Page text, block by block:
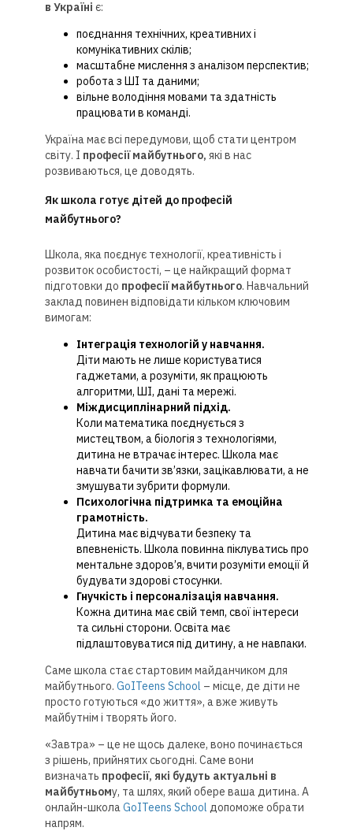
в Україні є:
поєднання технічних, креативних і
комунікативних скілів;
масштабне мислення з аналізом перспектив;
робота з ШІ та даними;
вільне володіння мовами та здатність
працювати в команді.
Україна має всі передумови, щоб стати центром
світу. І професії майбутнього, які в нас
розвиваються, це доводять.
Як школа готує дітей до професій
майбутнього?
Школа, яка поєднує технології, креативність і
розвиток особистості, – це найкращий формат
підготовки до професії майбутнього. Навчальний
заклад повинен відповідати кільком ключовим
вимогам:
Інтеграція технологій у навчання.
Діти мають не лише користуватися
гаджетами, а розуміти, як працюють
алгоритми, ШІ, дані та мережі.
Міждисциплінарний підхід.
Коли математика поєднується з
мистецтвом, а біологія з технологіями,
дитина не втрачає інтерес. Школа має
навчати бачити зв’язки, зацікавлювати, а не
змушувати зубрити формули.
Психологічна підтримка та емоційна
грамотність.
Дитина має відчувати безпеку та
впевненість. Школа повинна піклуватись про
ментальне здоров’я, вчити розуміти емоції й
будувати здорові стосунки.
Гнучкість і персоналізація навчання.
Кожна дитина має свій темп, свої інтереси
та сильні сторони. Освіта має
підлаштовуватися під дитину, а не навпаки.
Саме школа стає стартовим майданчиком для
майбутнього. GoITeens School – місце, де діти не
просто готуються «до життя», а вже живуть
майбутнім і творять його.
«Завтра» – це не щось далеке, воно починається
з рішень, прийнятих сьогодні. Саме вони
визначать професії, які будуть актуальні в
майбутньому, та шлях, який обере ваша дитина. А
онлайн-школаGoITeens School допоможе обрати
напрям.